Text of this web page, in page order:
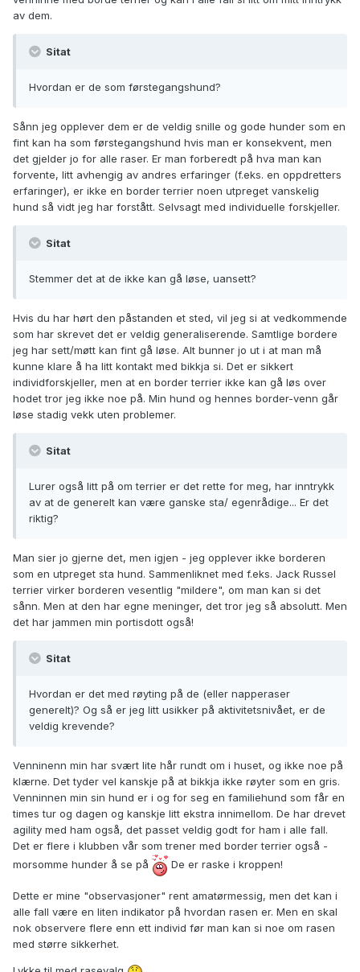
av dem.
Sitat
Hvordan er de som førstegangshund?
Sånn jeg opplever dem er de veldig snille og gode hunder som en
fint kan ha som førstegangshund hvis man er konsekvent, men
det gjelder jo for alle raser. Er man forberedt på hva man kan
forvente, litt avhengig av andres erfaringer (f.eks. en oppdretters
erfaringer), er ikke en border terrier noen utpreget vanskelig
hund så vidt jeg har forstått. Selvsagt med individuelle forskjeller.
Sitat
Stemmer det at de ikke kan gå løse, uansett?
Hvis du har hørt den påstanden et sted, vil jeg si at vedkommende
som har skrevet det er veldig generaliserende. Samtlige bordere
jeg har sett/møtt kan fint gå løse. Alt bunner jo ut i at man må
kunne klare å ha litt kontakt med bikkja si. Det er sikkert
individforskjeller, men at en border terrier ikke kan gå løs over
hodet tror jeg ikke noe på. Min hund og hennes border-venn går
løse stadig vekk uten problemer.
Sitat
Lurer også litt på om terrier er det rette for meg, har inntrykk
av at de generelt kan være ganske sta/ egenrådige... Er det
riktig?
Man sier jo gjerne det, men igjen - jeg opplever ikke borderen
som en utpreget sta hund. Sammenliknet med f.eks. Jack Russel
terrier virker borderen vesentlig "mildere", om man kan si det
sånn. Men at den har egne meninger, det tror jeg så absolutt. Men
det har jammen min portisdott også!
Sitat
Hvordan er det med røyting på de (eller napperaser
generelt)? Og så er jeg litt usikker på aktivitetsnivået, er de
veldig krevende?
Venninenn min har svært lite hår rundt om i huset, og ikke noe på
klærne. Det tyder vel kanskje på at bikkja ikke røyter som en gris.
Venninnen min sin hund er i og for seg en familiehund som får en
times tur og dagen og kanskje litt ekstra innimellom. De har drevet
agility med ham også, det passet veldig godt for ham i alle fall.
Det er flere i klubben vår som trener med border terrier også -
morsomme hunder å se på
De er raske i kroppen!
Dette er mine "observasjoner" rent amatørmessig, men det kan i
alle fall være en liten indikator på hvordan rasen er. Men en skal
nok observere flere enn ett individ før man kan si noe om rasen
med større sikkerhet.